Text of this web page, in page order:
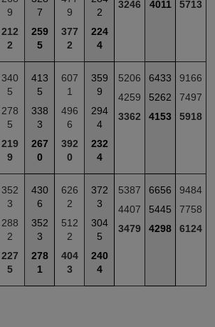
9
212
2
7
259
5
9
377
2
2
224
4
3246 4011 5713
340
5
278
5
219
9
413
5
338
3
267
0
607
1
496
6
392
0
359
9
294
4
232
4
5206
4259
3362
6433
5262
4153
9166
7497
5918
352
3
288
2
227
5
430
6
352
3
278
1
626
2
512
2
404
3
372
3
304
5
240
4
5387
4407
3479
6656
5445
4298
9484
7758
6124